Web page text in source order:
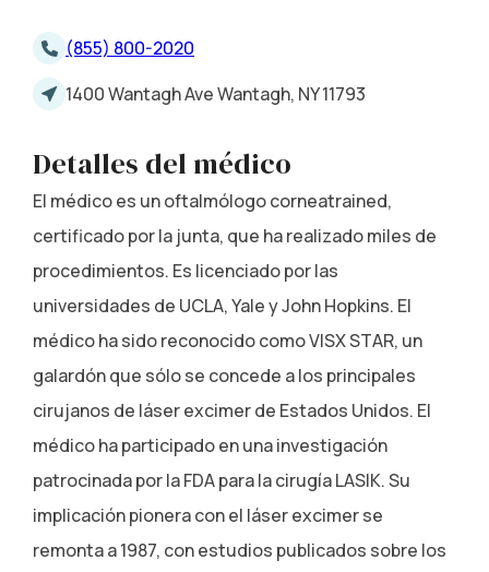
(855) 800-2020
1400 Wantagh Ave Wantagh, NY 11793
Detalles del médico
El médico es un oftalmólogo corneatrained,
certificado por la junta, que ha realizado miles de
procedimientos. Es licenciado por las
universidades de UCLA, Yale y John Hopkins. El
médico ha sido reconocido como VISX STAR, un
galardón que sólo se concede a los principales
cirujanos de láser excimer de Estados Unidos. El
médico ha participado en una investigación
patrocinada por la FDA para la cirugía LASIK. Su
implicación pionera con el láser excimer se
remonta a 1987, con estudios publicados sobre los